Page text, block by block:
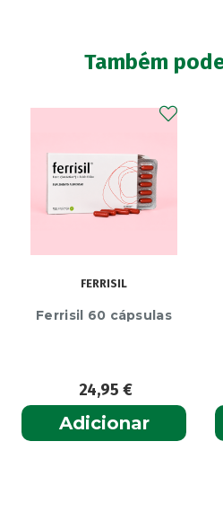
Também
FERRISIL
Ferrisil 60 cápsulas
24,95€
Adicionar